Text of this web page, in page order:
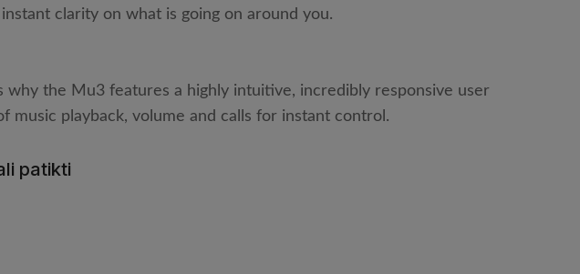
clarity on what is going on around you.
why the Mu3 features a highly intuitive, incredibly responsive user
playback, volume and calls for instant control.
patikti